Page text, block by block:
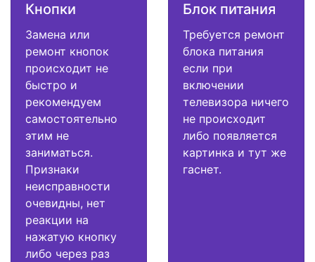
Кнопки
Замена или
ремонт кнопок
происходит не
быстро и
рекомендуем
самостоятельно
этим не
заниматься.
Признаки
неисправности
очевидны, нет
реакции на
нажатую кнопку
либо через раз
Блок питания
Требуется ремонт
блока питания
если при
включении
телевизора ничего
не происходит
либо появляется
картинка и тут же
гаснет.